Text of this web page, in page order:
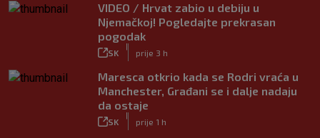
VIDEO / Hrvat zabio u debiju u
Njemačkoj! Pogledajte prekrasan
pogodak
SK prije 3 h
Maresca otkrio kada se Rodri vraća u
Manchester, Građani se i dalje nadaju
da ostaje
SK prije 1 h